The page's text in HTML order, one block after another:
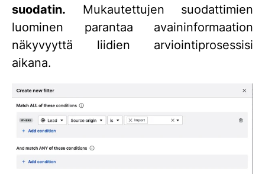
suodatin. Mukautettujen suodattimien
luominen parantaa avaininformaation
näkyvyyttä liidien arviointiprosessisi
aikana.